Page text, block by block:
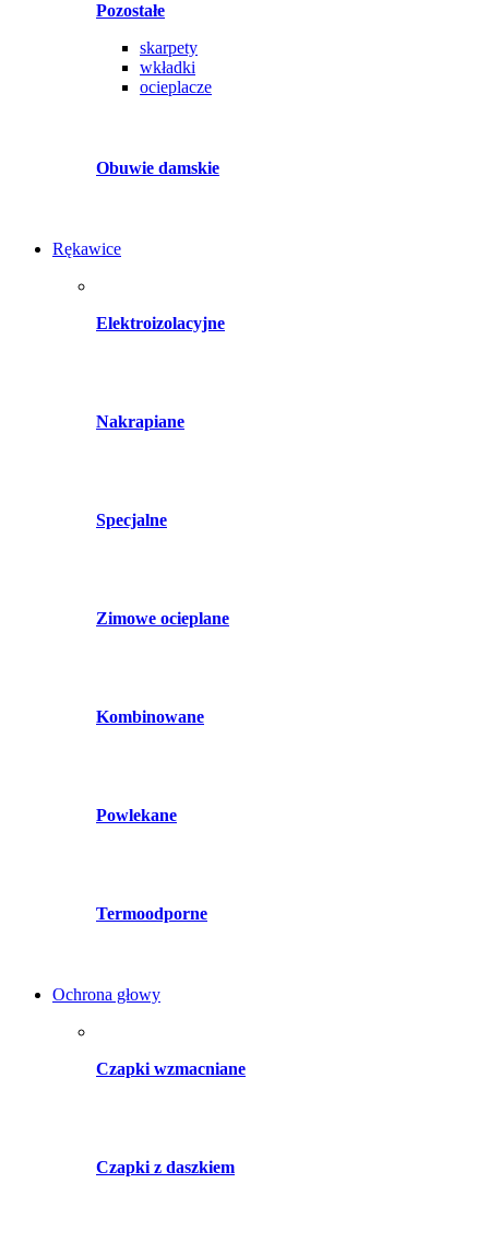
Pozostałe
skarpety
wkładki
ocieplacze
Obuwie damskie
Rękawice
Elektroizolacyjne
Nakrapiane
Specjalne
Zimowe ocieplane
Kombinowane
Powlekane
Termoodporne
Ochrona głowy
Czapki wzmacniane
Czapki z daszkiem